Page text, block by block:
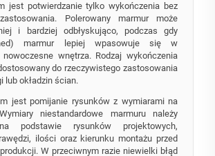
jest potwierdzanie tylko wykończenia bez
Polerowany marmur może
i bardziej odbłyskująco, podczas gdy
marmur lepiej wpasowuje się w
nowoczesne wnętrza. Rodzaj wykończenia
do rzeczywistego zastosowania
lub okładzin ścian.
jest pomijanie rysunków z wymiarami na
niestandardowe marmuru należy
podstawie rysunków projektowych,
ilości oraz kierunku montażu przed
W przeciwnym razie niewielki błąd